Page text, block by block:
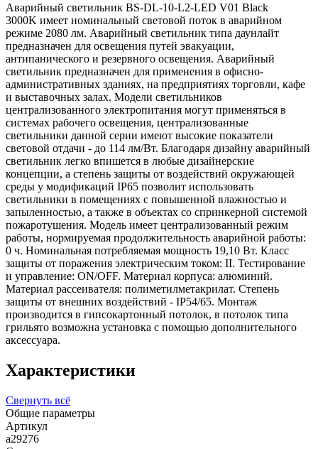
Аварийный светильник BS-DL-10-L2-LED V01 Black
3000K имеет номинальный световой поток в аварийном
режиме 2080 лм. Аварийный светильник типа даунлайт
предназначен для освещения путей эвакуации,
антипанического и резервного освещения. Аварийный
светильник предназначен для применения в офисно-
административных зданиях, на предприятиях торговли, кафе
и выставочных залах. Модели светильников
централизованного электропитания могут применяться в
системах рабочего освещения, централизованные
светильники данной серии имеют высокие показатели
световой отдачи - до 114 лм/Вт. Благодаря дизайну аварийный
светильник легко впишется в любые дизайнерские
концепции, а степень защиты от воздействий окружающей
среды у модификаций IP65 позволит использовать
светильники в помещениях с повышенной влажностью и
запыленностью, а также в объектах со спринкерной системой
пожаротушения. Модель имеет централизованный режим
работы, нормируемая продолжительность аварийной работы:
0 ч. Номинальная потребляемая мощность 19,10 Вт. Класс
защиты от поражения электрическим током: II. Тестирование
и управление: ON/OFF. Материал корпуса: алюминий.
Материал рассеивателя: полиметилметакрилат. Степень
защиты от внешних воздействий - IP54/65. Монтаж
производится в гипсокартонный потолок, в потолок типа
грильято возможна установка с помощью дополнительного
аксессуара.
Характеристики
Свернуть всё
Общие параметры
Артикул
a29276